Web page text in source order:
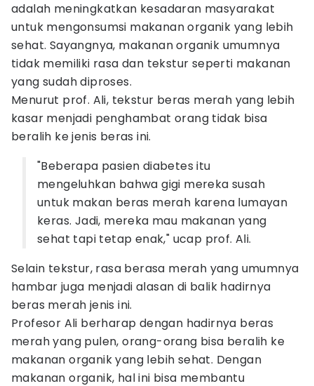
adalah meningkatkan kesadaran masyarakat
untuk mengonsumsi makanan organik yang lebih
sehat. Sayangnya, makanan organik umumnya
tidak memiliki rasa dan tekstur seperti makanan
yang sudah diproses.
Menurut prof. Ali, tekstur beras merah yang lebih
kasar menjadi penghambat orang tidak bisa
beralih ke jenis beras ini.
"Beberapa pasien diabetes itu
mengeluhkan bahwa gigi mereka susah
untuk makan beras merah karena lumayan
keras. Jadi, mereka mau makanan yang
sehat tapi tetap enak," ucap prof. Ali.
Selain tekstur, rasa berasa merah yang umumnya
hambar juga menjadi alasan di balik hadirnya
beras merah jenis ini.
Profesor Ali berharap dengan hadirnya beras
merah yang pulen, orang-orang bisa beralih ke
makanan organik yang lebih sehat. Dengan
makanan organik, hal ini bisa membantu